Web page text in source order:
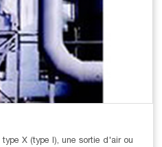
X (type I), une sortie d'air ou